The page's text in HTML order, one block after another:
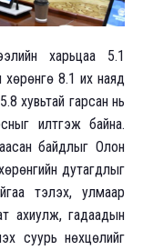
харьцаа 5.1
хөрөнгө 8.1 их наяд
хувьтай гарсан нь
илтгэж байна.
байдлыг Олон
дутагдлыг
тэлэх, улмаар
ахиулж, гадаадын
суурь нөхцөлийг